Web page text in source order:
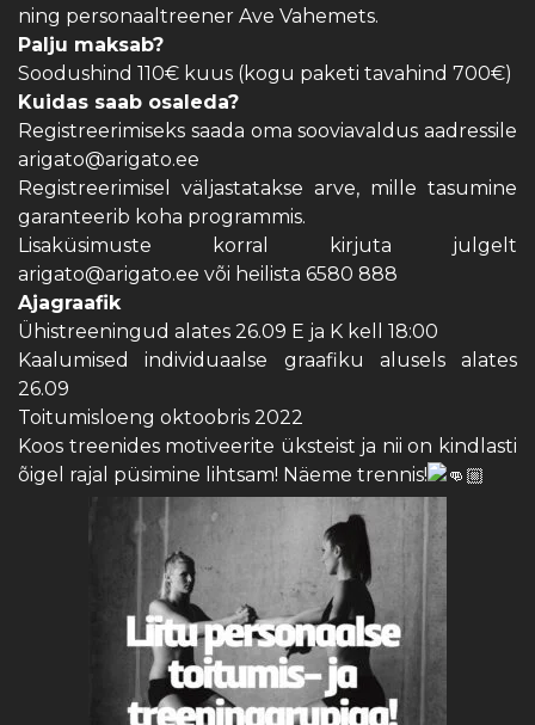
ning personaaltreener Ave Vahemets.
Palju maksab?
Soodushind 110€ kuus (kogu paketi tavahind 700€)
Kuidas saab osaleda?
Registreerimiseks saada oma sooviavaldus aadressile
arigato@arigato.ee
Registreerimisel väljastatakse arve, mille tasumine
garanteerib koha programmis.
Lisaküsimuste korral kirjuta julgelt
arigato@arigato.ee või heilista 6580 888
Ajagraafik
Ühistreeningud alates 26.09 E ja K kell 18:00
Kaalumised individuaalse graafiku alusels alates
26.09
Toitumisloeng oktoobris 2022
Koos treenides motiveerite üksteist ja nii on kindlasti
õigel rajal püsimine lihtsam! Näeme trennis!